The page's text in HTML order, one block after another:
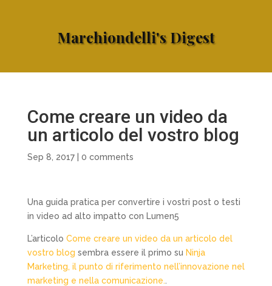
Marchiondelli's Digest
Come creare un video da
un articolo del vostro blog
Sep 8, 2017| 0 comments
Una guida pratica per convertire i vostri post o testi
in video ad alto impatto con Lumen5
L’articolo Come creare un video da un articolo del
vostro blog sembra essere il primo su Ninja
Marketing, il punto di riferimento nell’innovazione nel
marketing e nella comunicazione.